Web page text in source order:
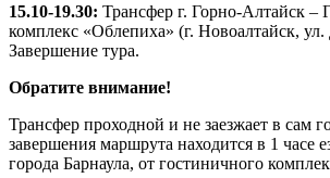
15.10-19.30: Трансфер г. Горно-Алтайск –
комплекс «Облепиха» (г. Новоалтайск,
Завершение тура.
Обратите внимание!
Трансфер проходной и не заезжает в сам
завершения маршрута находится в 1 часе
города Барнаула, от гостиничного